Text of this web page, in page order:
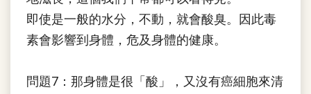
即使是一般的水分，不動，就會酸臭。因此毒
素會影響到身體，危及身體的健康。
問題7：那身體是很「酸」，又沒有癌細胞來清